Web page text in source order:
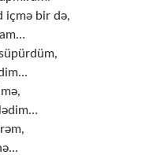
içmə bir də,